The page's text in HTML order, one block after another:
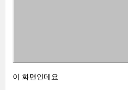
이 화면인데요